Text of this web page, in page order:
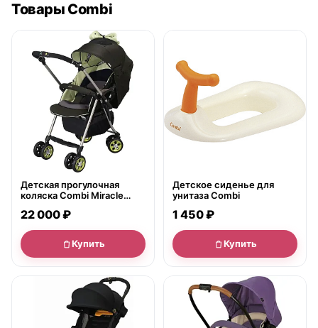
Товары Combi
Детская прогулочная
коляска Combi Miracle
22 000 ₽
Купить
Детское сиденье для
унитаза Combi
1 450 ₽
Купить